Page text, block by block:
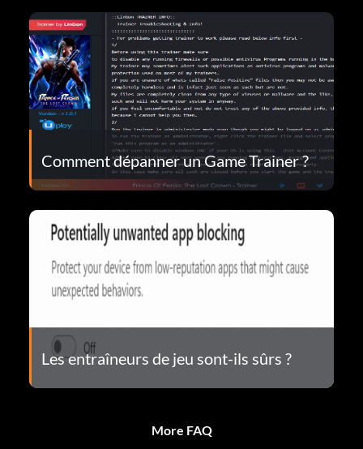
Comment dépanner un Game Trainer ?
Les entraîneurs de jeu sont-ils sûrs ?
More FAQ